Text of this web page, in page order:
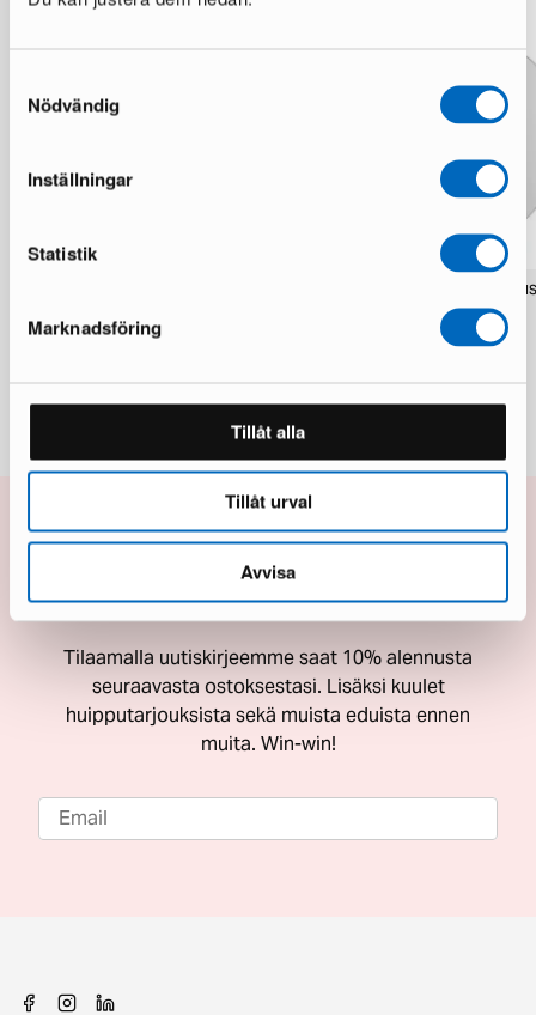
Nödvändig
Inställningar
Statistik
Marknadsföring
Tillåt alla
Tillåt urval
Avvisa
226 € 869 €
Rusan peili 70 x 70 cm
1 varastossa · Upouusi kunto
10% alennusta seuraavasta
ostoksestasi
Tilaamalla uutiskirjeemme saat 10% alennusta
seuraavasta ostoksestasi. Lisäksi kuulet
huipputarjouksista sekä muista eduista ennen
muita. Win-win!